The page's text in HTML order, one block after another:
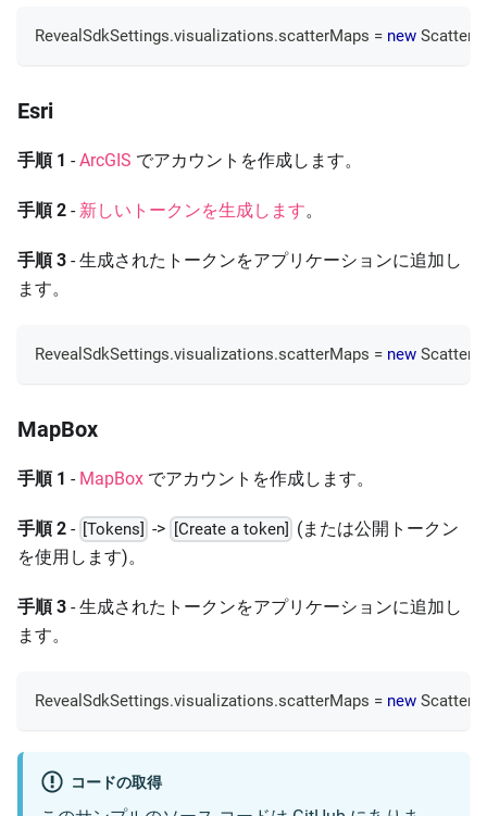
RevealSdkSettings.visualizations.scatterMaps = new
Esri
手順 1 -ArcGIS でアカウントを作成します。
手順 2 - 新しいトークンを生成します。
手順 3 - 生成されたトークンをアプリケーションに追加し
ます。
RevealSdkSettings.visualizations.scatterMaps = new
MapBox
手順 1 - MapBox でアカウントを作成します。
手順 2 - [Tokens] -> [Create a token] (または公開トークン
を使用します)。
手順 3 - 生成されたトークンをアプリケーションに追加し
ます。
RevealSdkSettings.visualizations.scatterMaps = new
コードの取得